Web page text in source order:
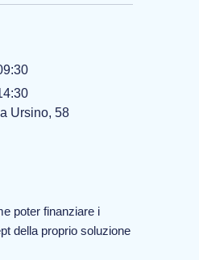
Ursino, 58
poter finanziare i
della proprio soluzione